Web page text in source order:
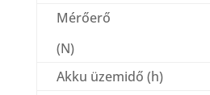
Mérőerő
(N)
Akku üzemidő (h)